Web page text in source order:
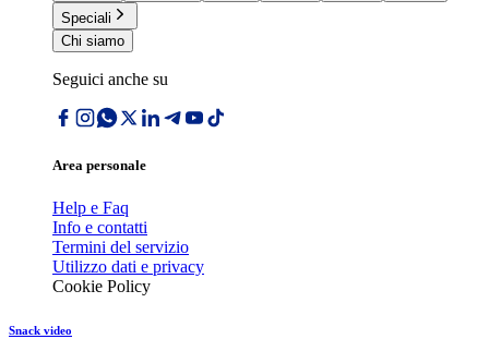
Speciali
Chi siamo
Seguici anche su
Area personale
Help e Faq
Info e contatti
Termini del servizio
Utilizzo dati e privacy
Cookie Policy
Snack video